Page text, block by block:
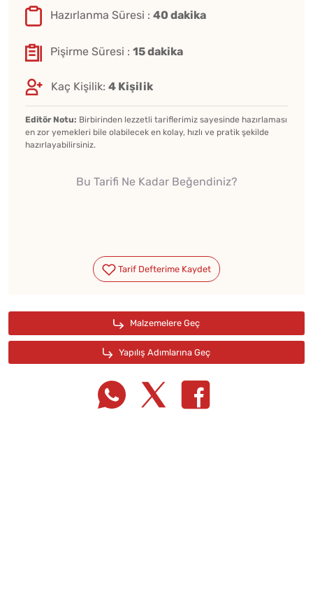
Hazırlanma Süresi : 40 dakika
Pişirme Süresi : 15 dakika
Kaç Kişilik: 4 Kişilik
Editör Notu: Birbirinden lezzetli tariflerimiz sayesinde hazırlaması
en zor yemekleri bile olabilecek en kolay, hızlı ve pratik şekilde
hazırlayabilirsiniz.
Bu Tarifi Ne Kadar Beğendiniz?